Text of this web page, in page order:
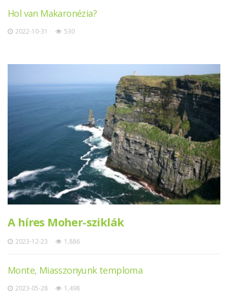
Hol van Makaronézia?
2022-10-31 530
A híres Moher-sziklák
2023-12-23 1,886
Monte, Miasszonyunk temploma
2023-05-28 1,498